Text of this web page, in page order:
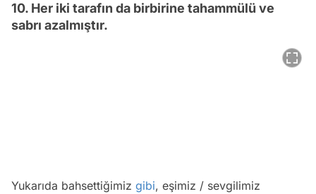
10. Her iki tarafın da birbirine tahammülü ve
sabrı azalmıştır.
Yukarıda bahsettiğimiz gibi, eşimiz / sevgilimiz